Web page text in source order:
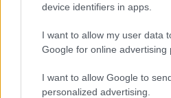
device identifiers in apps.
I want to allow my user data
Google for online advertising
I want to allow Google to
personalized advertising.
Opel Adam Rocks: Το πρώτο